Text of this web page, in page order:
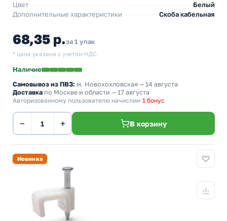
Цвет
Белый
Дополнительные характеристики
Скоба кабельная
68,35 р.за 1 упак
* цена указана с учетом НДС.
Наличие
Самовывоз из ПВЗ: м. Новохохловская — 14 августа
Доставка по Москве и области — 17 августа
Авторизованному пользователю начислим 1 бонус
− + В корзину
Новинка